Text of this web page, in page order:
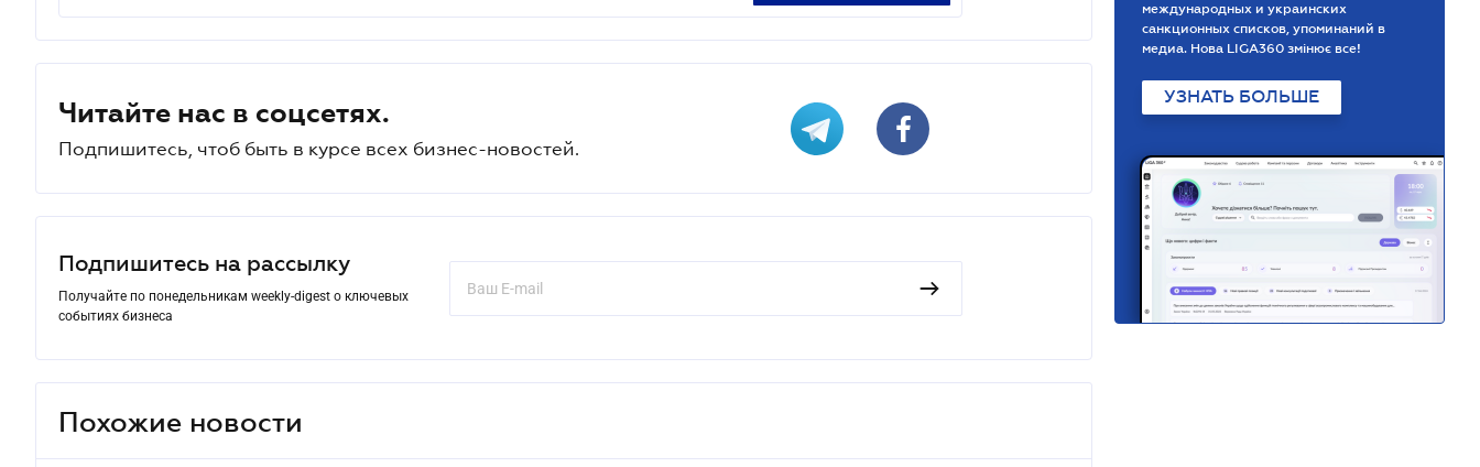
Читайте нас в соцсетях.
Подпишитесь, чтоб быть в курсе всех бизнес-новостей.
Подпишитесь на рассылку
Получайте по понедельникам weekly-digest о ключевых
событиях бизнеса
Похожие новости
международных и украинских
санкционных списков, упоминаний в
медиа. Нова LIGA360 змінює все!
УЗНАТЬ БОЛЬШЕ